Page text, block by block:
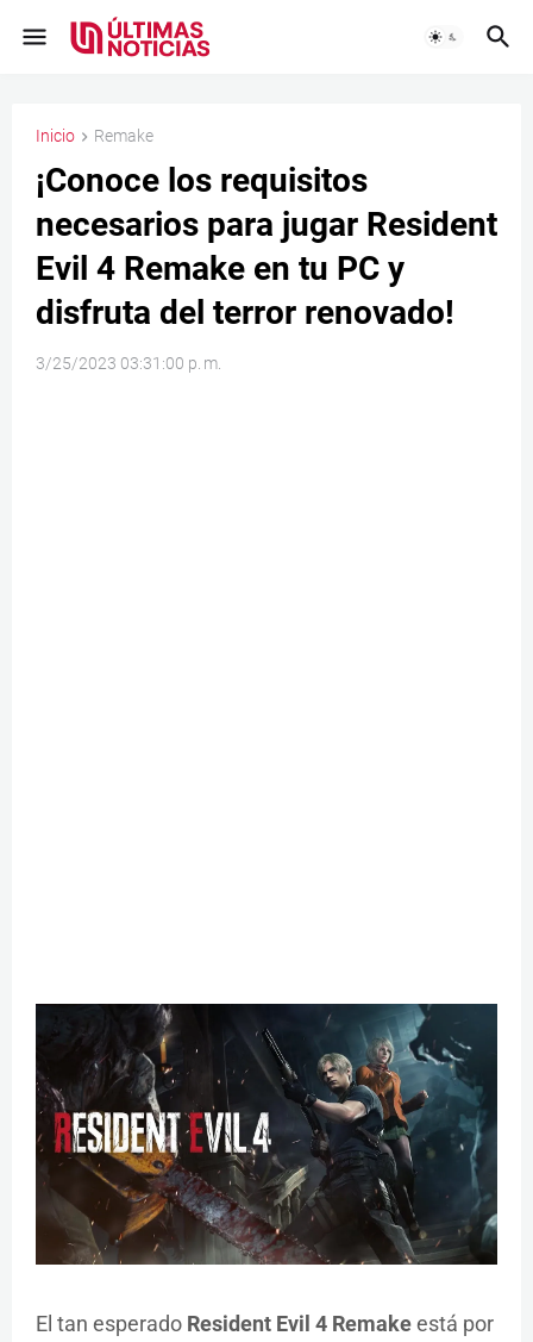
Inicio Remake
¡Conoce los requisitos
necesarios para jugar Resident
Evil 4 Remake en tu PC y
disfruta del terror renovado!
3/25/2023 03:31:00 p. m.
El tan esperado Resident Evil 4 Remakeestá por